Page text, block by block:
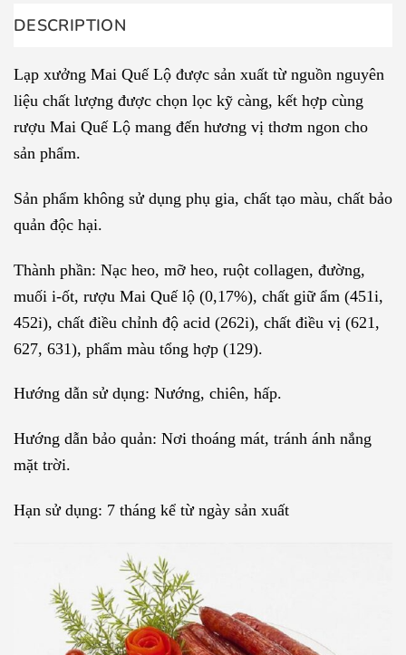
DESCRIPTION
Lạp xưởng Mai Quế Lộ được sản xuất từ nguồn nguyên
liệu chất lượng được chọn lọc kỹ càng, kết hợp cùng
rượu Mai Quế Lộ mang đến hương vị thơm ngon cho
sản phẩm.
Sản phẩm không sử dụng phụ gia, chất tạo màu, chất bảo
quản độc hại.
Thành phần: Nạc heo, mỡ heo, ruột collagen, đường,
muối i-ốt, rượu Mai Quế lộ (0,17%), chất giữ ẩm (451i,
452i), chất điều chỉnh độ acid (262i), chất điều vị (621,
627, 631), phẩm màu tổng hợp (129).
Hướng dẫn sử dụng: Nướng, chiên, hấp.
Hướng dẫn bảo quản: Nơi thoáng mát, tránh ánh nắng
mặt trời.
Hạn sử dụng: 7 tháng kể từ ngày sản xuất